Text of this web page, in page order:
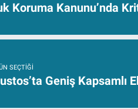
Koruma Kanunu’nda
SEÇTIĞI
Geniş Kapsamlı